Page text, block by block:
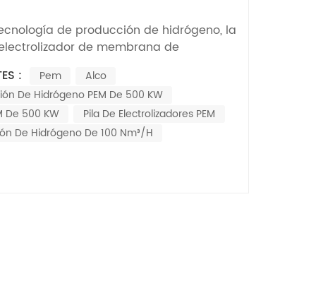
de producción de hidrógeno, la
de membrana de
exhaustiva de numerosos
comparación le ayudará a tomar
: Pem
Alco
De Hidrógeno PEM De 500 KW
De 500 KW
Pila De Electrolizadores PEM
De Hidrógeno De 100 Nm³/h